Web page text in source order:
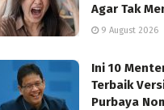
Agar Tak
9 August 2026
Ini 10
Terbaik
Purbaya